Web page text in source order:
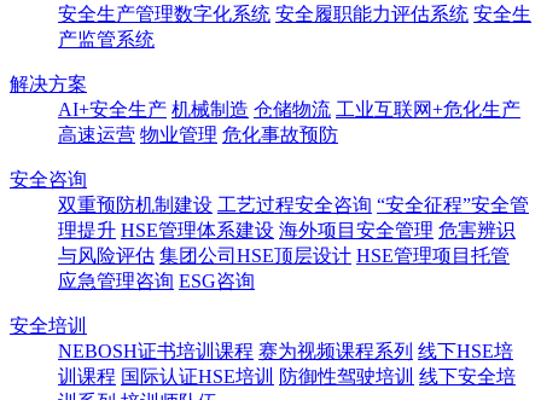
安全生产管理数字化系统 安全履职能力评估系统 安全生
产监管系统
解决方案
AI+安全生产 机械制造 仓储物流 工业互联网+危化生产
高速运营 物业管理 危化事故预防
安全咨询
双重预防机制建设 工艺过程安全咨询 “安全征程”安全管
理提升 HSE管理体系建设 海外项目安全管理 危害辨识
与风险评估 集团公司HSE顶层设计 HSE管理项目托管
应急管理咨询 ESG咨询
安全培训
NEBOSH证书培训课程 赛为视频课程系列 线下HSE培
训课程 国际认证HSE培训 防御性驾驶培训 线下安全培